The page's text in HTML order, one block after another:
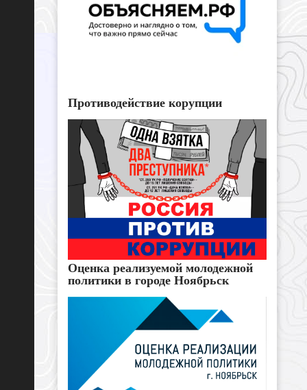
Противодействие корупции
Оценка реализуемой молодежной
политики в городе Ноябрьск